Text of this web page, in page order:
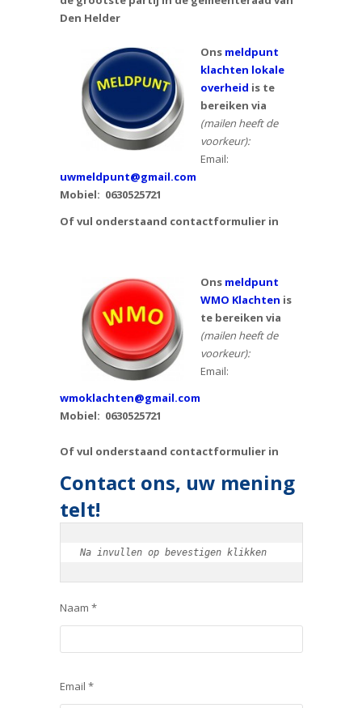
Den Helder
Ons meldpunt
klachten lokale
overheid is te
bereiken via
(mailen heeft de
voorkeur):
Email:
uwmeldpunt@gmail.com
Mobiel: 0630525721
Of vul onderstaand contactformulier in
Ons meldpunt
WMO Klachten is
te bereiken via
(mailen heeft de
voorkeur):
Email:
wmoklachten@gmail.com
Mobiel: 0630525721
Of vul onderstaand contactformulier in
Contact ons, uw mening
telt!
Na invullen op bevestigen klikken
Naam *
Email *